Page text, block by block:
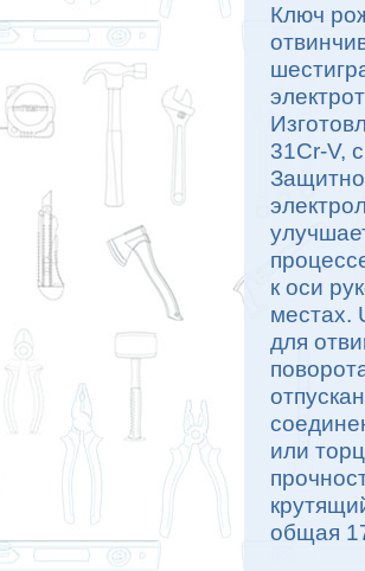
Ключ
31Cr-V,
к оси
местах.
для
или
общая